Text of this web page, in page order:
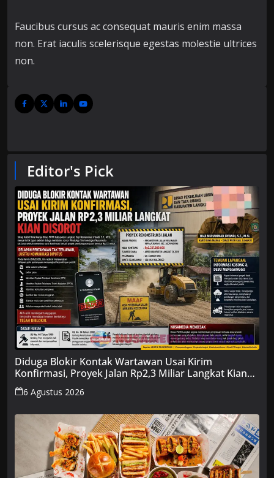
Faucibus cursus ac consequat mauris enim massa
non. Erat iaculis scelerisque egestas molestie ultrices
non.
Editor's Pick
Diduga Blokir Kontak Wartawan Usai Kirim
Konfirmasi, Proyek Jalan Rp2,3 Miliar Langkat Kian
Disorot
6 Agustus 2026